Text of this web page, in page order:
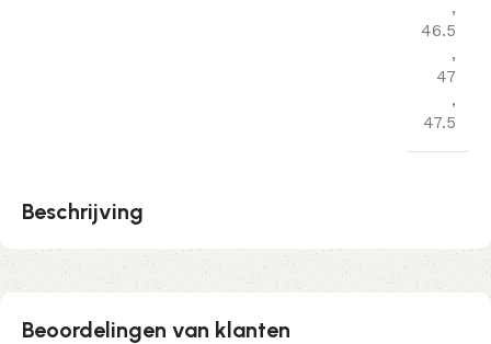
,
46.5
,
47
,
47.5
Beschrijving
Beoordelingen van klanten